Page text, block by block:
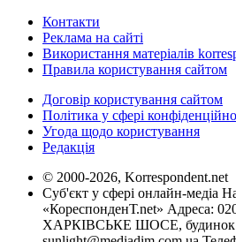
Контакти
Реклама на сайті
Використання матеріалів
Правила користування сайтом
Договір користування сайтом
Політика у сфері
Угода щодо користування
Редакція
© 2000-2026, Korrespondent.net
Суб'єкт у сфері онлайн-медіа
«КореспонденТ.net» Адреса:
ХАРКІВСЬКЕ ШОСЕ, будинок